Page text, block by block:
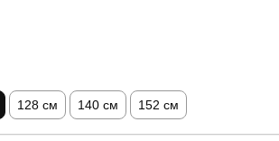
128 см 140 см 152 см